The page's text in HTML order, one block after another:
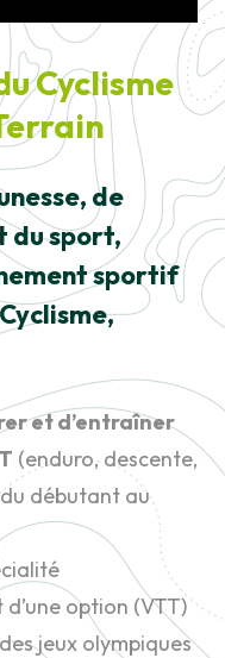
Cyclisme
de
du sport,
sportif
et d’entraîner
(enduro, descente,
débutant au
option (VTT)
jeux olympiques